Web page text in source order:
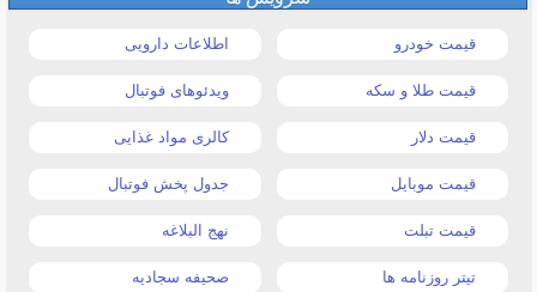
قیمت خودرو اطلاعات دارویی
قیمت طلا و سکه ویدئوهای فوتبال
قیمت دلار کالری مواد غذایی
قیمت موبایل جدول پخش فوتبال
قیمت تبلت نهج البلاغه
تیتر روزنامه ها صحیفه سجادیه